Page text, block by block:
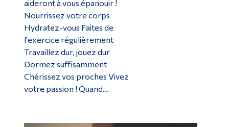
aideront à vous épanouir !
Nourrissez votre corps
Hydratez-vous Faites de
l'exercice régulièrement
Travaillez dur, jouez dur
Dormez suffisamment
Chérissez vos proches Vivez
votre passion ! Quand...